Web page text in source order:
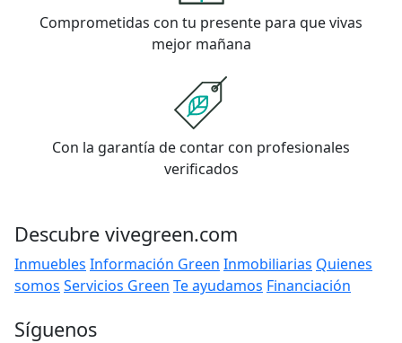
Comprometidas con tu presente para que vivas
mejor mañana
Con la garantía de contar con profesionales
verificados
Descubre vivegreen.com
Inmuebles Información Green Inmobiliarias Quienes
somos Servicios Green Te ayudamos Financiación
Síguenos